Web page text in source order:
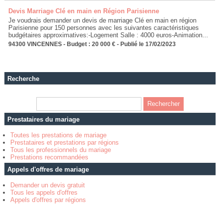
Devis Marriage Clé en main en Région Parisienne
Je voudrais demander un devis de marriage Clé en main en région
Parisienne pour 150 personnes avec les suivantes caractéristiques
budgétaires approximatives:-Logement Salle : 4000 euros-Animation...
94300 VINCENNES - Budget : 20 000 € - Publié le 17/02/2023
Recherche
Prestataires du mariage
Toutes les prestations de mariage
Prestataires et prestations par régions
Tous les professionnels du mariage
Prestations recommandées
Appels d'offres de mariage
Demander un devis gratuit
Tous les appels d'offres
Appels d'offres par régions